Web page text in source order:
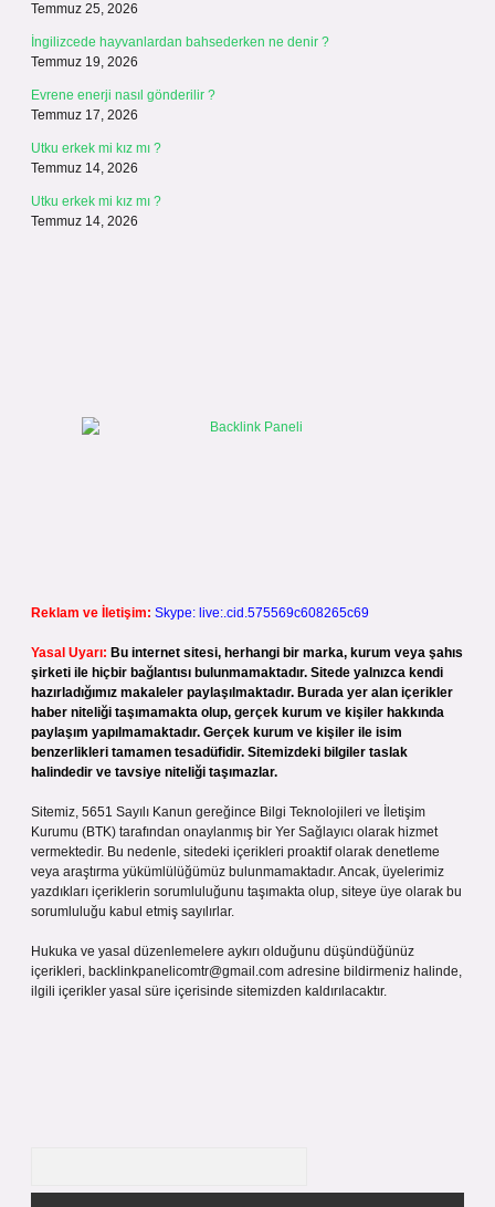
Temmuz 25, 2026
İngilizcede hayvanlardan bahsederken ne denir ?
Temmuz 19, 2026
Evrene enerji nasıl gönderilir ?
Temmuz 17, 2026
Utku erkek mi kız mı ?
Temmuz 14, 2026
Utku erkek mi kız mı ?
Temmuz 14, 2026
Reklam ve İletişim: Skype: live:.cid.575569c608265c69
Yasal Uyarı: Bu internet sitesi, herhangi bir marka, kurum veya şahıs
şirketi ile hiçbir bağlantısı bulunmamaktadır. Sitede yalnızca kendi
hazırladığımız makaleler paylaşılmaktadır. Burada yer alan içerikler
haber niteliği taşımamakta olup, gerçek kurum ve kişiler hakkında
paylaşım yapılmamaktadır. Gerçek kurum ve kişiler ile isim
benzerlikleri tamamen tesadüfidir. Sitemizdeki bilgiler taslak
halindedir ve tavsiye niteliği taşımazlar.
Sitemiz, 5651 Sayılı Kanun gereğince Bilgi Teknolojileri ve İletişim
Kurumu (BTK) tarafından onaylanmış bir Yer Sağlayıcı olarak hizmet
vermektedir. Bu nedenle, sitedeki içerikleri proaktif olarak denetleme
veya araştırma yükümlülüğümüz bulunmamaktadır. Ancak, üyelerimiz
yazdıkları içeriklerin sorumluluğunu taşımakta olup, siteye üye olarak bu
sorumluluğu kabul etmiş sayılırlar.
Hukuka ve yasal düzenlemelere aykırı olduğunu düşündüğünüz
içerikleri, backlinkpanelicomtr@gmail.com adresine bildirmeniz halinde,
ilgili içerikler yasal süre içerisinde sitemizden kaldırılacaktır.